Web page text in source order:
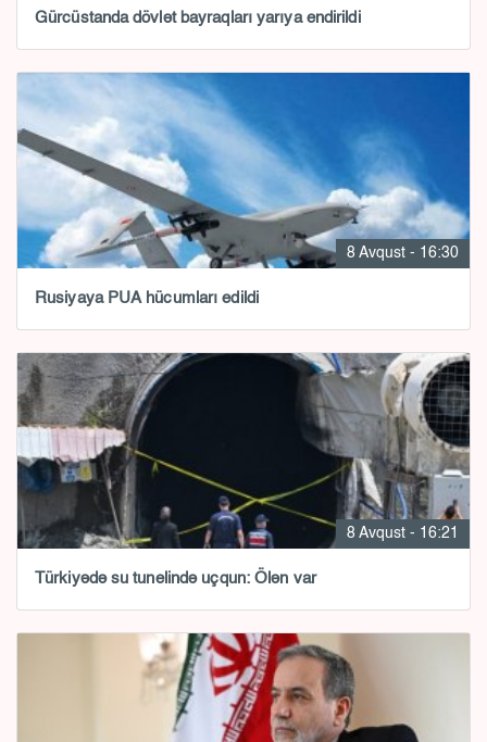
Gürcüstanda dövlət bayraqları yarıya endirildi
8 Avqust - 16:30
Rusiyaya PUA hücumları edildi
8 Avqust - 16:21
Türkiyədə su tunelində uçqun: Ölən var